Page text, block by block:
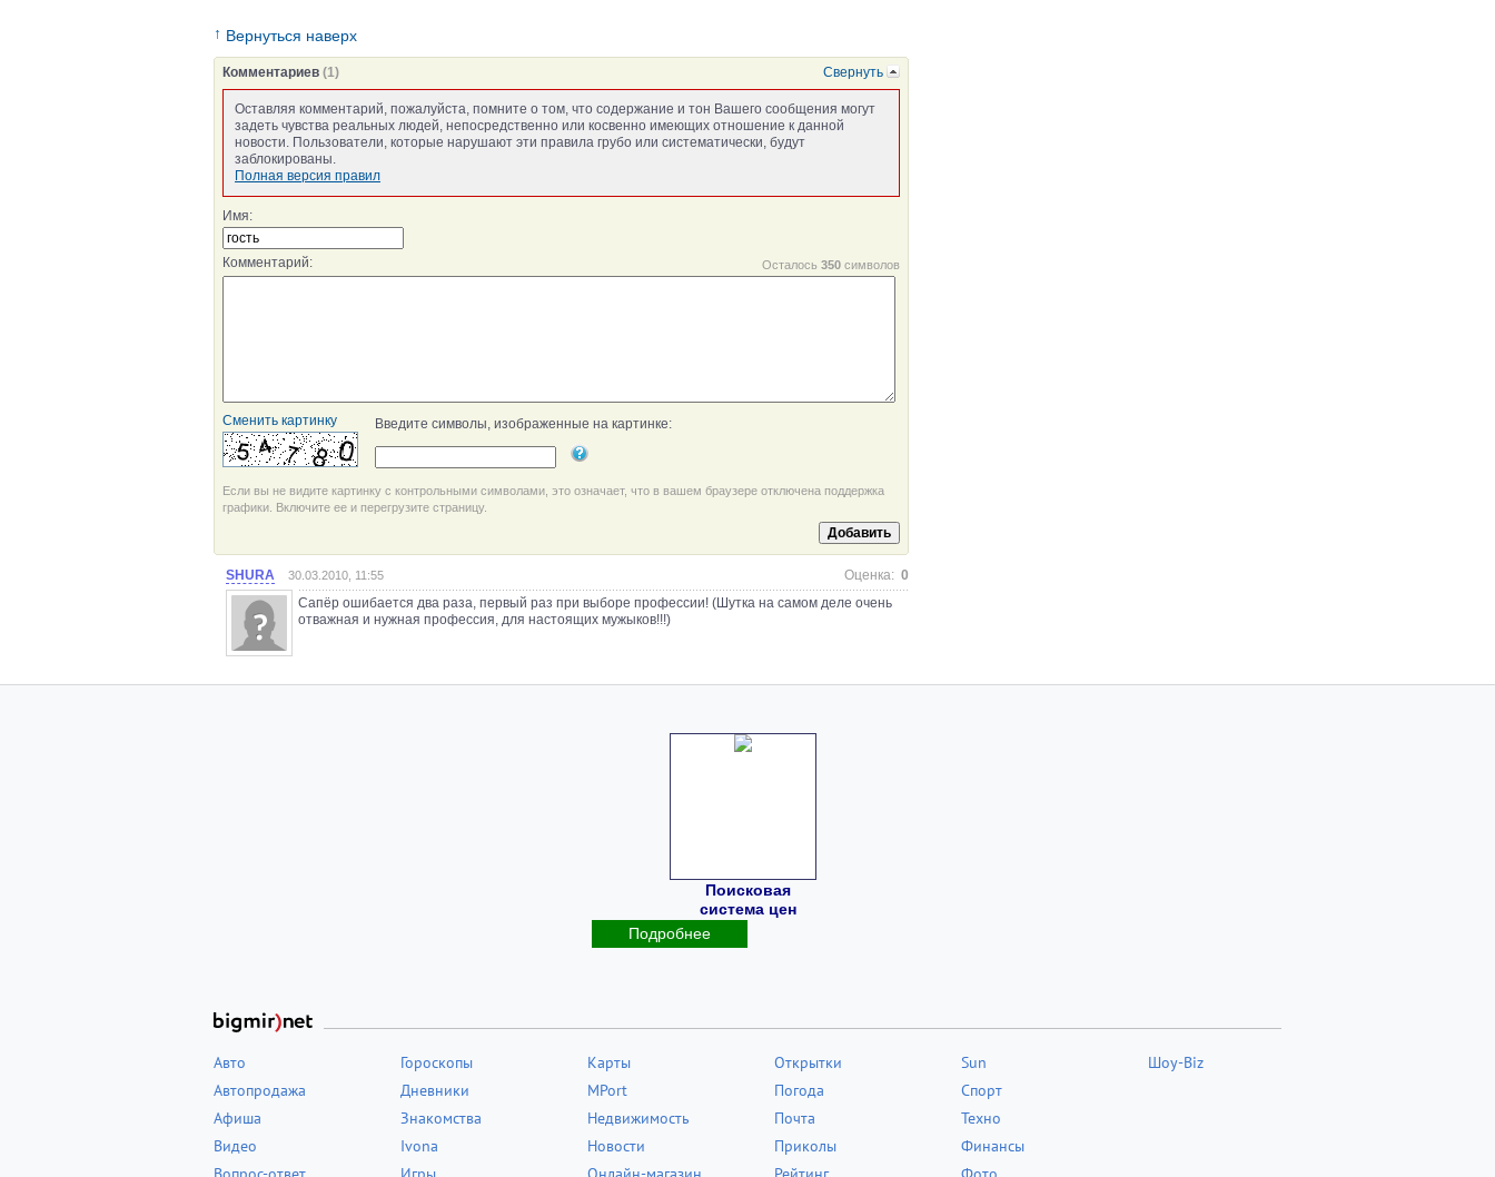
↑ Вернуться наверх
Свернуть
Комментариев (1)
Оставляя комментарий, пожалуйста, помните о том, что содержание и тон Вашего сообщения могут
задеть чувства реальных людей, непосредственно или косвенно имеющих отношение к данной
новости. Пользователи, которые нарушают эти правила грубо или систематически, будут
заблокированы.
Полная версия правил
Имя:
Осталось 350 символов
Комментарий:
Сменить картинку Введите символы, изображенные на картинке:
Если вы не видите картинку с контрольными символами, это означает, что в вашем браузере отключена поддержка
графики. Включите ее и перегрузите страницу.
SHURA 30.03.2010, 11:55 Оценка: 0
Сапёр ошибается два раза, первый раз при выборе профессии! (Шутка на самом деле очень
отважная и нужная профессия, для настоящих мужыков!!!)
Поисковая
система цен
Подробнее
Авто
Автопродажа
Афиша
Видео
Гороскопы
Дневники
Знакомства
Ivona
Карты
MPort
Недвижимость
Новости
Открытки
Погода
Почта
Приколы
Sun
Спорт
Техно
Финансы
Шоу-Biz